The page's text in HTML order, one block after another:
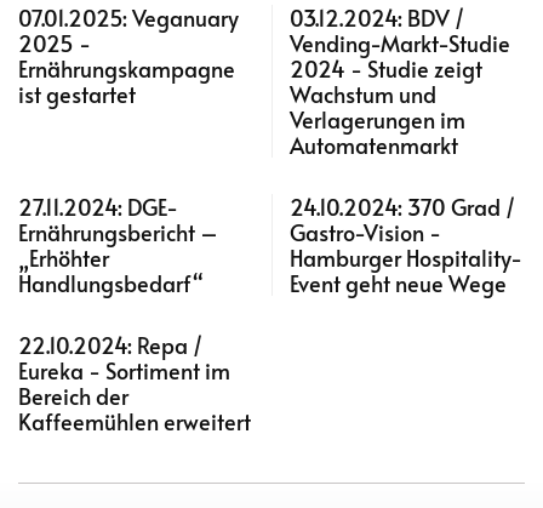
07.01.2025: Veganuary
2025 -
Ernährungskampagne
ist gestartet
03.12.2024: BDV /
Vending-Markt-Studie
2024 - Studie zeigt
Wachstum und
Verlagerungen im
Automatenmarkt
27.11.2024: DGE-
Ernährungsbericht –
„Erhöhter
Handlungsbedarf“
24.10.2024: 370 Grad /
Gastro-Vision -
Hamburger Hospitality-
Event geht neue Wege
22.10.2024: Repa /
Eureka - Sortiment im
Bereich der
Kaffeemühlen erweitert